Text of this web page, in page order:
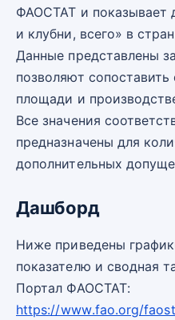
ФАОСТАТ и показывает
и клубни, всего» в
Данные представлены
позволяют
площади и
Все значения
предназначены для
дополнительных
Дашборд
Ниже приведены
показателю и сводная
Портал ФАОСТАТ:
https://www.fao.org/